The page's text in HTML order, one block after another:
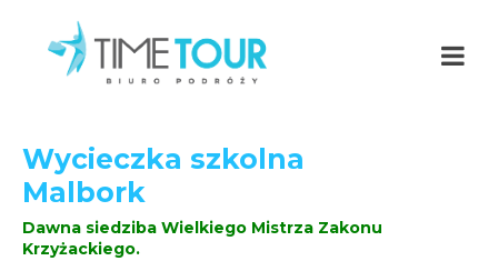
Wycieczka szkolna
Malbork
Dawna siedziba Wielkiego Mistrza Zakonu
Krzyżackiego.